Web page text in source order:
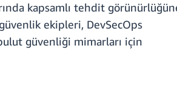
kapsamlı tehdit
ekipleri, DevSecOps
güvenliği mimarları için